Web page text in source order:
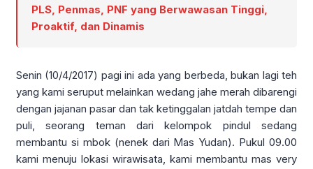
PLS, Penmas, PNF yang Berwawasan Tinggi,
Proaktif, dan Dinamis
Senin (10/4/2017) pagi ini ada yang berbeda, bukan lagi teh
yang kami seruput melainkan wedang jahe merah dibarengi
dengan jajanan pasar dan tak ketinggalan jatdah tempe dan
puli, seorang teman dari kelompok pindul sedang
membantu si mbok (nenek dari Mas Yudan). Pukul 09.00
kami menuju lokasi wirawisata, kami membantu mas very